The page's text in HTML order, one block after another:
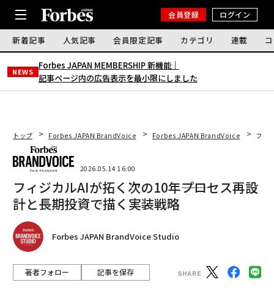
会員登録 ログイン
新着記事 人気記事 会員限定記事 カテゴリ 連載
NEWS
Forbes JAPAN MEMBERSHIP 新機能｜
記事ページ内の広告表示を最小限にしました
トップ Forbes JAPAN BrandVoice Forbes JAPAN BrandVoice フィ
2026.05.14 16:00
フィジカルAIが拓く次の10年――プロセス再設
計と長期投資で描く実装戦略
Forbes JAPAN BrandVoice Studio
著者フォロー 記事を保存